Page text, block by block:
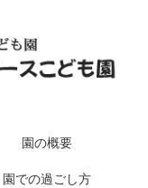
園の概要
園での過ごし方